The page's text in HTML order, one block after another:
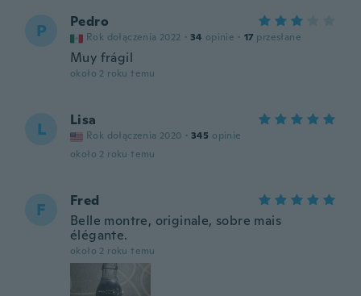
P Pedro
Rok dołączenia 2022 · 34 opinie · 17 przesłane
Muy frágil
około 2 roku temu
L Lisa
Rok dołączenia 2020 · 345 opinie
około 2 roku temu
F
Fred
Belle montre, originale, sobre mais
élégante.
około 2 roku temu